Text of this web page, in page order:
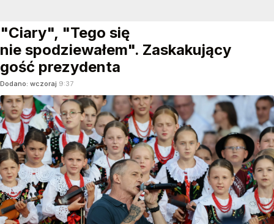
"Ciary", "Tego się
nie spodziewałem". Zaskakujący
gość prezydenta
Dodano: wczoraj 9:37